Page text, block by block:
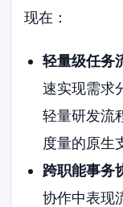
现在：
轻量级任务
速实现需求
轻量研发流
度量的原生
跨职能事务
协作中表现